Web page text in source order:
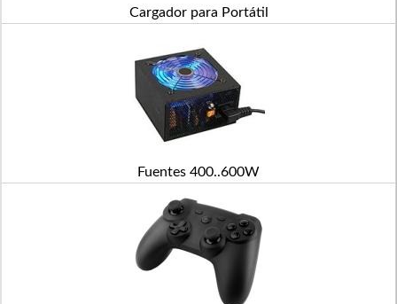
Cargador para Portátil
Fuentes 400..600W